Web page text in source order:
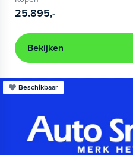
25.895,-
Bekijken
Beschikbaar